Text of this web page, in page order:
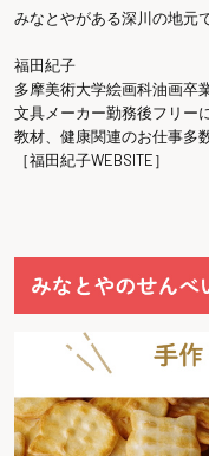
みなとやがある深川の地元
福田紀子
多摩美術大学絵画科油画卒
文具メーカー勤務後フリー
教材、健康関連のお仕事多
［福田紀子WEBSITE］